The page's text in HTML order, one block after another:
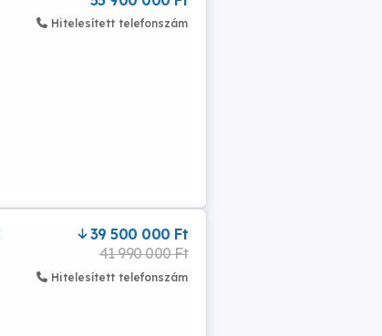
Hitelesített telefonszám
39 500 000 Ft
41 990 000 Ft
Hitelesített telefonszám